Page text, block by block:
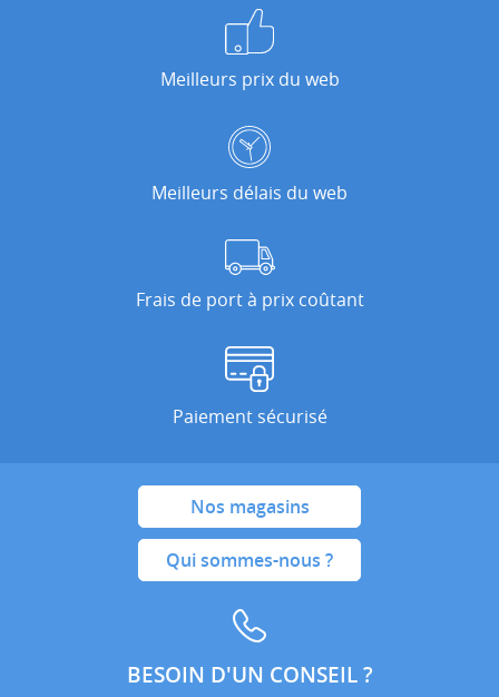
Meilleurs prix du web
Meilleurs délais du web
Frais de port à prix coûtant
Paiement sécurisé
Nos magasins
Qui sommes-nous ?
BESOIN D'UN CONSEIL ?